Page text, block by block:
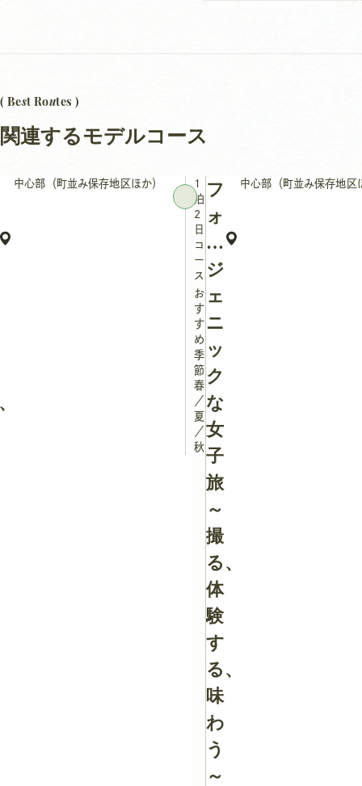
( Best Routes )
関連するモデルコース
中心部（町並み保存地区ほか）
1
泊
2
日
コ
ー
ス
お
す
す
め
季
節：
春
／
夏
／
秋
フ
ォ
ト
ジ
ェ
ニ
ッ
ク
な
女
子
旅
～
撮
る、
体
験
す
る、
味
わ
う
～
中心部（町並み保存地区